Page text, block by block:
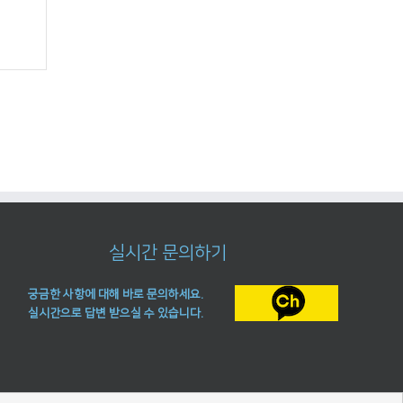
실시간 문의하기
궁금한 사항에 대해 바로 문의하세요.
실시간으로 답변 받으실 수 있습니다.